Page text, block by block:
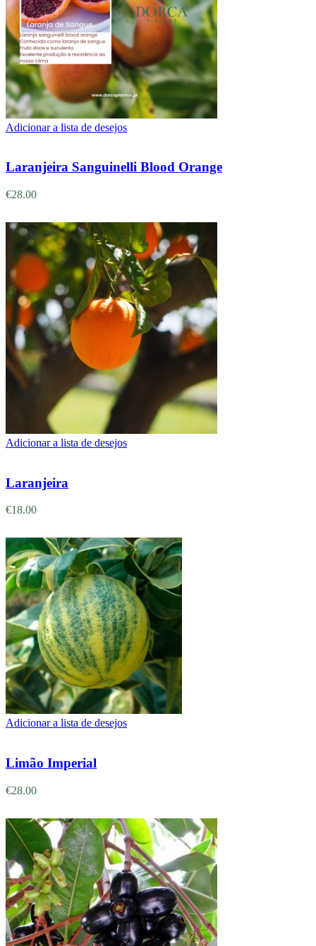
Adicionar a lista de desejos
Laranjeira Sanguinelli Blood Orange
€28.00
Adicionar a lista de desejos
Laranjeira
€18.00
Adicionar a lista de desejos
Limão Imperial
€28.00